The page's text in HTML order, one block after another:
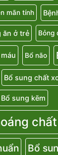
mãn tính
ăn ở trẻ Bỏng
Bổ não
Bổ sung chất
Bổ sung kẽm
chất
Bổ